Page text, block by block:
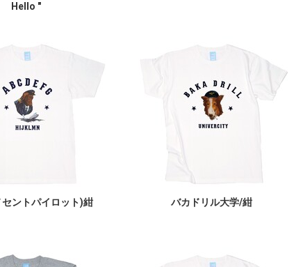
Hello "
ントパイロット)紺 バカドリル大学/紺